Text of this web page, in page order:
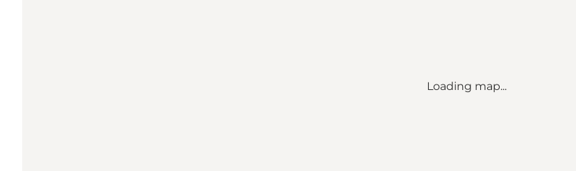
Loading map...